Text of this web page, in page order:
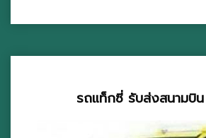
รถแท็กซี่ รับส่งสนามบิ